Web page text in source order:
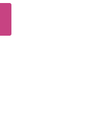
här